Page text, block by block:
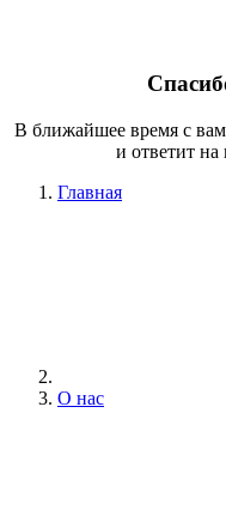
В ближайшее время с
и ответит
Главная
О нас